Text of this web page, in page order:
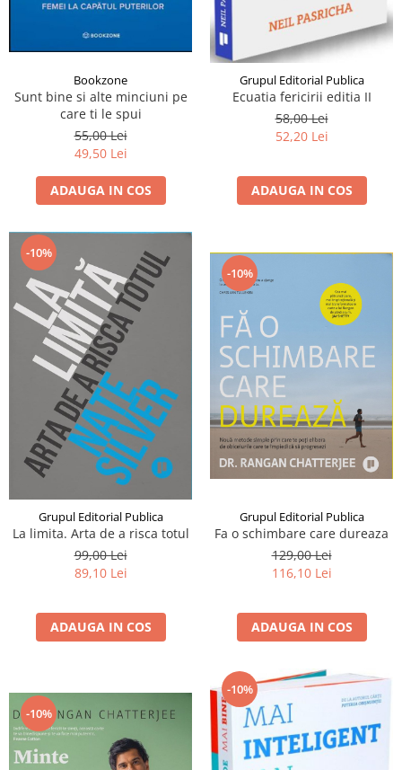
Bookzone
Sunt bine si alte minciuni pe
care ti le spui
55,00 Lei
49,50 Lei
ADAUGA IN COS
Grupul Editorial Publica
Ecuatia fericirii editia II
58,00 Lei
52,20 Lei
ADAUGA IN COS
-10%
Grupul Editorial Publica
La limita. Arta de a risca totul
99,00 Lei
89,10 Lei
ADAUGA IN COS
-10%
Grupul Editorial Publica
Fa o schimbare care dureaza
129,00 Lei
116,10 Lei
ADAUGA IN COS
-10%
-10%